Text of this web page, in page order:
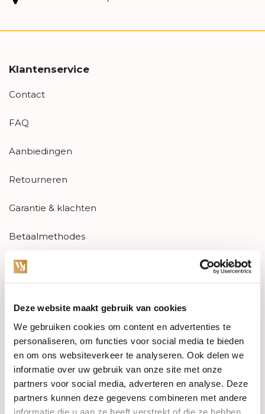
Deze website maakt gebruik van cookies
We gebruiken cookies om content en advertenties te
personaliseren, om functies voor social media te bieden
en om ons websiteverkeer te analyseren. Ook delen we
informatie over uw gebruik van onze site met onze
partners voor social media, adverteren en analyse. Deze
partners kunnen deze gegevens combineren met andere
informatie die u aan ze heeft verstrekt of die ze hebben
Klantenservice
Contact
FAQ
Aanbiedingen
Retourneren
Garantie & klachten
Betaalmethodes
Sitemap
Categorieën
Horloges
Juwelen
Trouwringen